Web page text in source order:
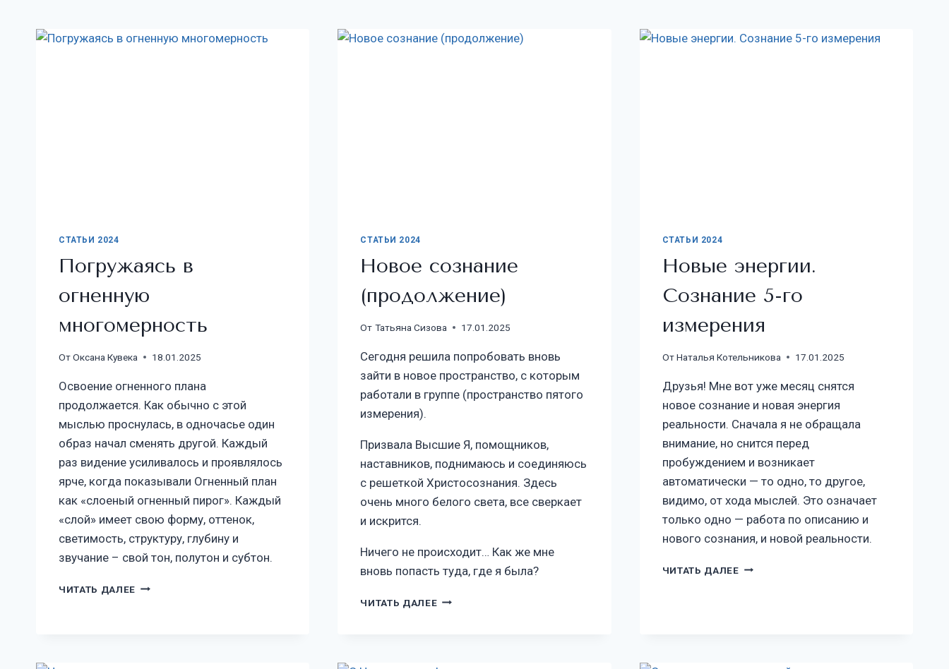
СТАТЬИ 2024
Погружаясь в
огненную
многомерность
ОтОксана Кувека 18.01.2025
Освоение огненного плана
продолжается. Как обычно с этой
мыслью проснулась, в одночасье один
образ начал сменять другой. Каждый
раз видение усиливалось и проявлялось
ярче, когда показывали Огненный план
как «слоеный огненный пирог». Каждый
«слой» имеет свою форму, оттенок,
светимость, структуру, глубину и
звучание – свой тон, полутон и субтон.
ЧИТАТЬ ДАЛЕЕ
СТАТЬИ 2024
Новое сознание
(продолжение)
От Татьяна Сизова 17.01.2025
Сегодня решила попробовать вновь
зайти в новое пространство, с которым
работали в группе (пространство пятого
измерения).
Призвала Высшие Я, помощников,
наставников, поднимаюсь и соединяюсь
с решеткой Христосознания. Здесь
очень много белого света, все сверкает
и искрится.
Ничего не происходит… Как же мне
вновь попасть туда, где я была?
ЧИТАТЬ ДАЛЕЕ
СТАТЬИ 2024
Новые энергии.
Сознание 5-го
измерения
От Наталья Котельникова 17.01.2025
Друзья! Мне вот уже месяц снятся
новое сознание и новая энергия
реальности. Сначала я не обращала
внимание, но снится перед
пробуждением и возникает
автоматически — то одно, то другое,
видимо, от хода мыслей. Это означает
только одно — работа по описанию и
нового сознания, и новой реальности.
ЧИТАТЬ ДАЛЕЕ